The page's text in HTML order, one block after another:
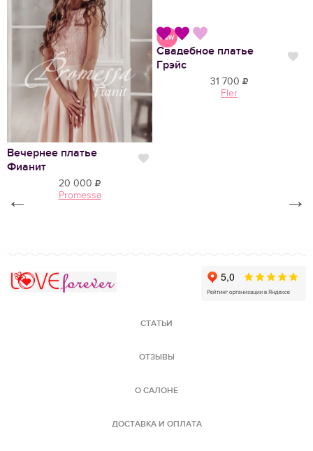
Нравится
Вечернее платье
Фианит
20 000
Promessa
Свадебное платье
Грэйс
31 700
Fler
← →
СТАТЬИ
ОТЗЫВЫ
О САЛОНЕ
ДОСТАВКА И ОПЛАТА